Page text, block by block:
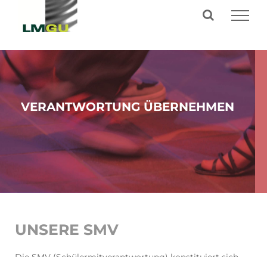
Inhalt
VERANTWORTUNG ÜBERNEHMEN
UNSERE SMV